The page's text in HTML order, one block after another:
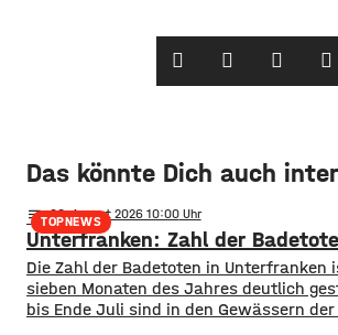
Das könnte Dich auch
TOPNEWS
notes 06. August 2026 10:00
Unterfranken: Zahl der
Die Zahl der Badetoten in Unterfranken
sieben Monaten des Jahres deutlich
bis Ende Juli sind in den Gewässern der